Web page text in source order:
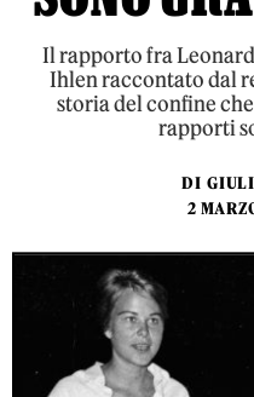
Il rapporto fra
Ihlen raccontato dal
storia del confine
rapporti
DI
2